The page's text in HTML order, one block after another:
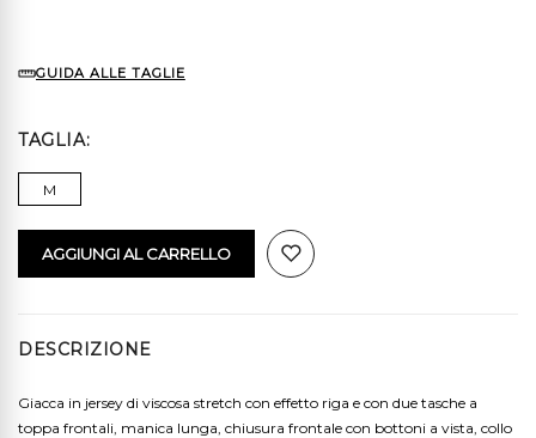
GUIDA ALLE TAGLIE
TAGLIA
M
AGGIUNGI AL CARRELLO
DESCRIZIONE
Giacca in jersey di viscosa stretch con effetto riga e con due tasche a
toppa frontali, manica lunga, chiusura frontale con bottoni a vista, collo